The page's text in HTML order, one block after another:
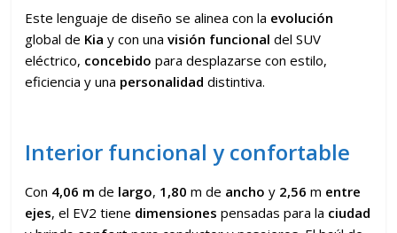
Este lenguaje de diseño se alinea con la evolución
global de Kia y con unavisión funcional del SUV
eléctrico, concebido para desplazarse con estilo,
eficiencia y una personalidad distintiva.
Interior funcional y confortable
Con 4,06 m de largo, 1,80 m de ancho y 2,56 m entre
ejes, el EV2 tiene dimensiones pensadas para la ciudad